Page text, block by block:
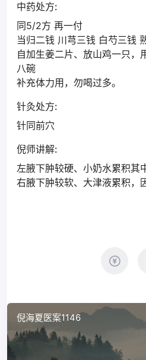
中药处方:
同5/2方 再一付
当归二钱 川芎三钱 白芍三钱
自加生姜二片、放山鸡一只，
八碗
补充体力用，勿喝过多。
针灸处方:
针同前穴
倪师讲解:
左腋下肿较硬、小奶水累积其
右腋下肿较软、大津液累积，
倪海夏医案1146